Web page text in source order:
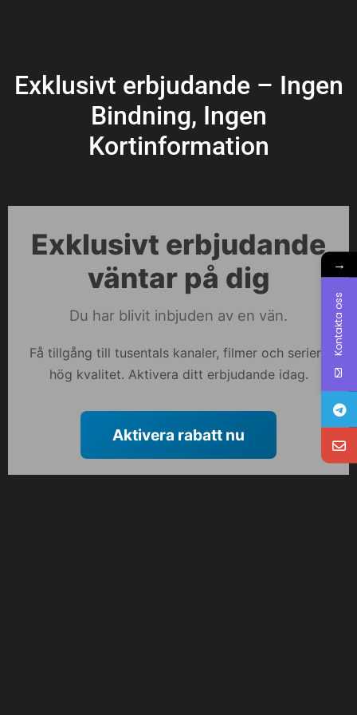
Exklusivt erbjudande – Ingen
Bindning, Ingen
Kortinformation
Exklusivt erbjudande
väntar på dig
Du har blivit inbjuden av en vän.
Få tillgång till tusentals kanaler, filmer och serier i
hög kvalitet. Aktivera ditt erbjudande idag.
Aktivera rabatt nu
→
Kontakta oss